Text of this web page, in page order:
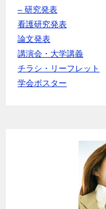
– 研究発表
看護研究発表
論文発表
講演会・大学講義
チラシ・リーフレット
学会ポスター